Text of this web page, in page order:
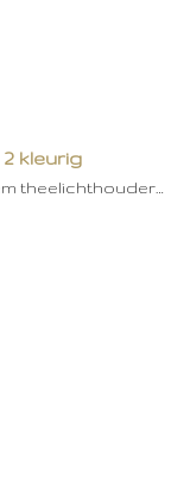
kleurig
theelichthouder…